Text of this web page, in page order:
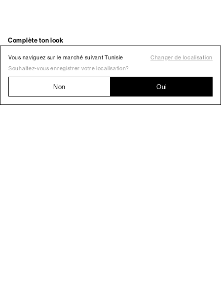
Vous naviguez sur le marché suivant Tunisie
Changer de localisation
Souhaitez-vous enregistrer votre localisation?
Non Oui